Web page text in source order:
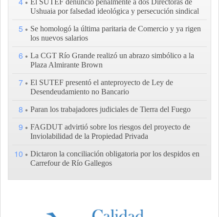
El SUTEF denunció penalmente a dos Directoras de
Ushuaia por falsedad ideológica y persecución sindical
5
Se homologó la última paritaria de Comercio y ya rigen
los nuevos salarios
6
La CGT Río Grande realizó un abrazo simbólico a la
Plaza Almirante Brown
7
El SUTEF presentó el anteproyecto de Ley de
Desendeudamiento no Bancario
8 Paran los trabajadores judiciales de Tierra del Fuego
9
FAGDUT advirtió sobre los riesgos del proyecto de
Inviolabilidad de la Propiedad Privada
10
Dictaron la conciliación obligatoria por los despidos en
Carrefour de Río Gallegos